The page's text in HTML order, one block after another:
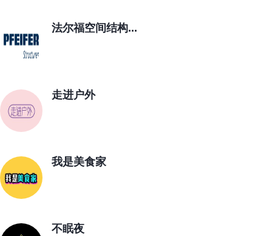
法尔福空间结构...
走进户外
我是美食家
不眠夜